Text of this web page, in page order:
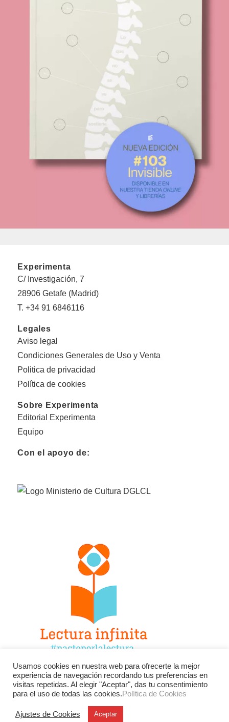
Experimenta
C/ Investigación, 7
28906 Getafe (Madrid)
T. +34 91 6846116
Legales
Aviso legal
Condiciones Generales de Uso y Venta
Politica de privacidad
Política de cookies
Sobre Experimenta
Editorial Experimenta
Equipo
Con el apoyo de:
Facebook Twitter
Instagram
YouTube
LinkedIn Contacto
Usamos cookies en nuestra web para ofrecerte la mejor
experiencia de navegación recordando tus preferencias en
visitas repetidas. Al elegir "Aceptar", das tu consentimiento
para el uso de todas las cookies.Política de Cookies
Ajustes de Cookies Aceptar